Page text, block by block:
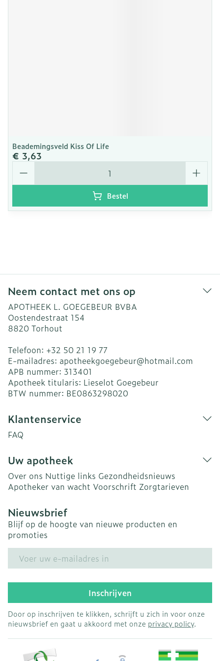
Beademingsveld Kiss Of Life
€ 3,63
Aantal
Bestel
Neem contact met ons op
APOTHEEK L. GOEGEBEUR BVBA
Oostendestraat 154
8820 Torhout
Telefoon: +32 50 21 19 77
E-mailadres: apotheekgoegebeur@hotmail.com
APB nummer: 313401
Apotheek titularis: Lieselot Goegebeur
BTW nummer: BE0863298020
Klantenservice
FAQ
Uw apotheek
Over ons Nuttige links Gezondheidsnieuws
Apotheker van wacht Voorschrift Zorgtarieven
Nieuwsbrief
Blijf op de hoogte van nieuwe producten en
promoties
Inschrijven
Door op inschrijven te klikken, schrijft u zich in voor onze
nieuwsbrief en gaat u akkoord met onze privacy policy.